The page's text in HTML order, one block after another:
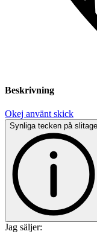
Beskrivning
Okej använt skick
Synliga tecken på slitage
Jag säljer: